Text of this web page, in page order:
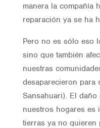
manera la compañía
reparación ya se ha
Pero no es sólo eso
sino que también
nuestras
desaparecieron para
Sansahuari). El
nuestros hogares es
tierras ya no quieren